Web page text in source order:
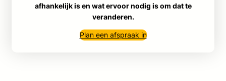
afhankelijk is en wat ervoor nodig is om dat te
veranderen.
Plan een afspraak in